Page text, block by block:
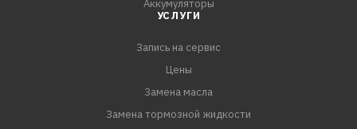
Аккумуляторы
УСЛУГИ
Запись на сервис
Цены
Замена масла
Замена тормозной жидкости